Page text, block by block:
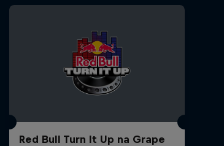
Red Bull Turn It Up na Grape